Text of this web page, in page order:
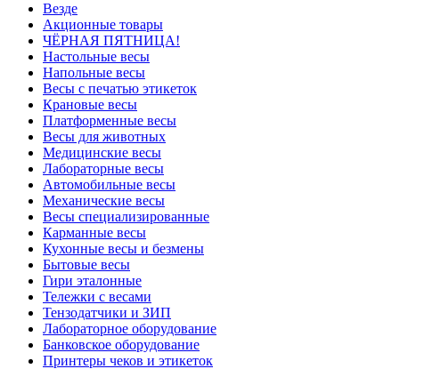
Везде
Акционные товары
ЧЁРНАЯ ПЯТНИЦА!
Настольные весы
Напольные весы
Весы с печатью этикеток
Крановые весы
Платформенные весы
Весы для животных
Медицинские весы
Лабораторные весы
Автомобильные весы
Механические весы
Весы специализированные
Карманные весы
Кухонные весы и безмены
Бытовые весы
Гири эталонные
Тележки с весами
Тензодатчики и ЗИП
Лабораторное оборудование
Банковское оборудование
Принтеры чеков и этикеток